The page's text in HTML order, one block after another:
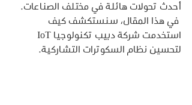
أحدث تحولات هائلة في مختلف الصناعات.
في هذا المقال، سنستكشف كيف
لتحسين نظام السكوترات التشاركية.